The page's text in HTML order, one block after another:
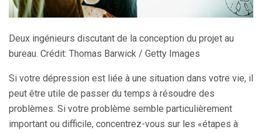
Deux ingénieurs discutant de la conception du projet au
bureau. Crédit: Thomas Barwick / Getty Images
Si votre dépression est liée à une situation dans votre vie, il
peut être utile de passer du temps à résoudre des
problèmes. Si votre problème semble particulièrement
important ou difficile, concentrez-vous sur les «étapes à